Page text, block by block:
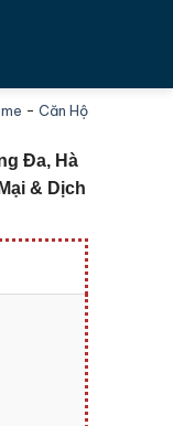
- Căn Hộ
Đa, Hà
& Dịch